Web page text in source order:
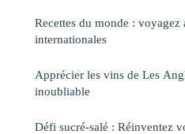
Recettes du monde :
internationales
Apprécier les vins de Les
inoubliable
Défi sucré-salé : Réinventez